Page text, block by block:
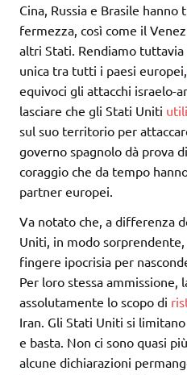
Cina, Russia e Brasile
fermezza, così come il
altri Stati. Rendiamo tuttavia
unica tra tutti i paesi europei,
equivoci gli attacchi israelo-
lasciare che gli Stati Uniti
sul suo territorio per
governo spagnolo dà prova
coraggio che da tempo
partner europei.
Va notato che, a differenza
Uniti, in modo
fingere ipocrisia per
Per loro stessa ammissione,
assolutamente lo scopo di
Iran. Gli Stati Uniti si
e basta. Non ci sono quasi
alcune dichiarazioni